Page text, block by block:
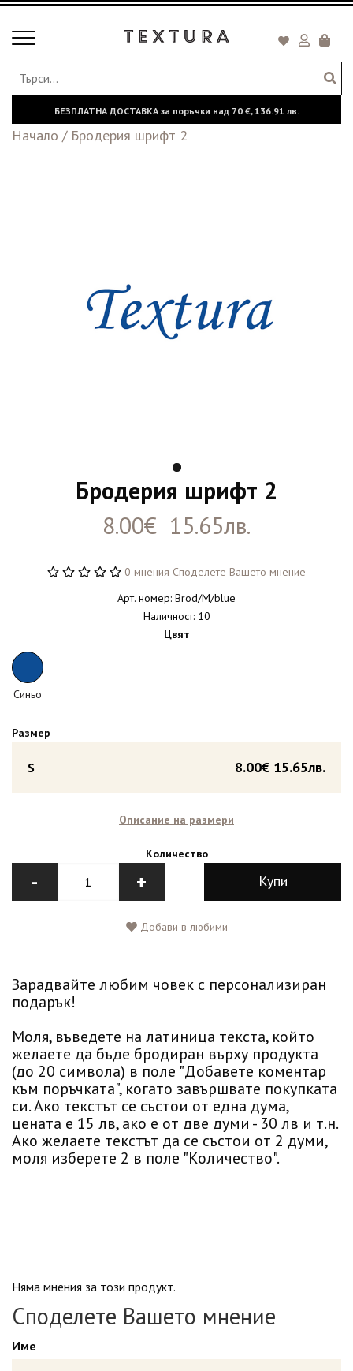
Toggle
БЕЗПЛАТНА ДОСТАВКА за поръчки над 70 €,136.91 лв.
Начало / Бродерия шрифт 2
Бродерия шрифт 2
8.00€ 15.65лв.
0 мнения Споделете Вашето мнение
Арт. номер: Brod/M/blue
Наличност: 10
Цвят
Синьо
Размер
S 15.65лв.
8.00€
Описание на размери
Количество
- + Купи
Добави в любими
Зарадвайте любим човек с персонализиран
подарък!
Моля, въведете на латиница текста, който
желаете да бъде бродиран върху продукта
(до 20 символа) в поле "Добавете коментар
към поръчката", когато завършвате покупката
си. Ако текстът се състои от една дума,
цената е 15 лв, ако е от две думи - 30 лв и т.н.
Ако желаете текстът да се състои от 2 думи,
моля изберете 2 в поле "Количество".
Няма мнения за този продукт.
Споделете Вашето мнение
Име